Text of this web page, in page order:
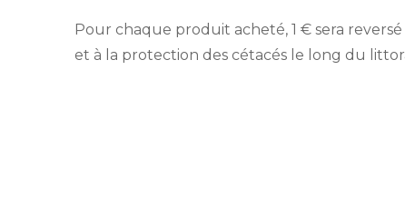
Pour chaque produit acheté, 1 € sera
et à la protection des cétacés le long du